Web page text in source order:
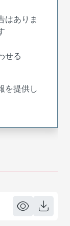
はありま
せる
を提供し